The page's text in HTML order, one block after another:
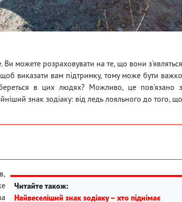
можете розраховувати на те, що вони з'являться
виказати вам підтримку, тому може бути важко
береться в цих людях? Можливо, це пов'язано з
знак зодіаку: від ледь лояльного до того, що
Читайте також:
Найвеселіший знак зодіаку – хто піднімає